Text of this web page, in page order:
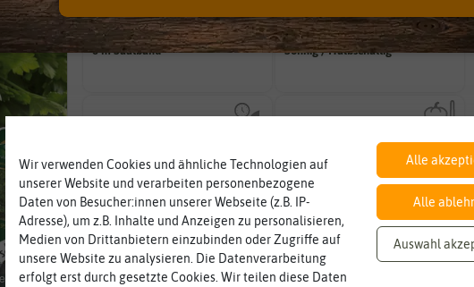
Inhalt
6 m SaatbandWie viel ist enthalten
Standort
Sonnig / Halbschattig
Pflanze? (schattig, halbschattig,
sonnig, vollsonnig)
Die Farbe der reifen Frucht, die
Wir verwenden Cookies und ähnliche Technologien auf
unserer Website und verarbeiten personenbezogene
Daten von Besucher:innen unserer Webseite (z.B. IP-
Adresse), um z.B. Inhalte und Anzeigen zu personalisieren,
Medien von Drittanbietern einzubinden oder Zugriffe auf
unsere Website zu analysieren. Die Datenverarbeitung
erfolgt erst durch gesetzte Cookies. Wir teilen diese Daten
Alle
Alle
Auswahl